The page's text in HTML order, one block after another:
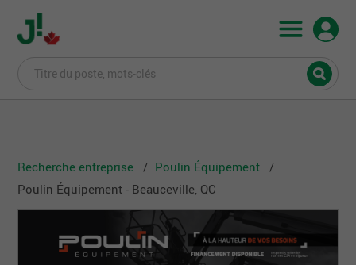
Recherche entreprise
Poulin Équipement
Poulin Équipement - Beauceville, QC